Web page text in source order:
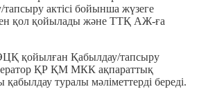
актісі бойынша жүзеге
қол қойылады және ТТҚ АЖ-ға
қойылған Қабылдау/тапсыру
ҚР ҚМ МКК ақпараттық
қабылдау туралы мәліметтерді береді.